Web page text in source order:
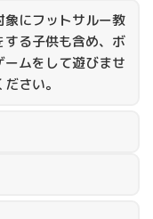
にフットサルー教
る子供も含め、ボ
ムをして遊びませ
さい。